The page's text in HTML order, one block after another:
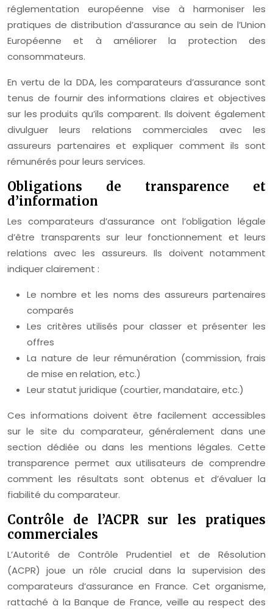
réglementation européenne vise à harmoniser les
pratiques de distribution d’assurance au sein de l’Union
Européenne et à améliorer la protection des
consommateurs.
En vertu de la DDA, les comparateurs d’assurance sont
tenus de fournir des informations claires et objectives
sur les produits qu’ils comparent. Ils doivent également
divulguer leurs relations commerciales avec les
assureurs partenaires et expliquer comment ils sont
rémunérés pour leurs services.
Obligations de transparence et
d’information
Les comparateurs d’assurance ont l’obligation légale
d’être transparents sur leur fonctionnement et leurs
relations avec les assureurs. Ils doivent notamment
indiquer clairement :
Le nombre et les noms des assureurs partenaires
comparés
Les critères utilisés pour classer et présenter les
offres
La nature de leur rémunération (commission, frais
de mise en relation, etc.)
Leur statut juridique (courtier, mandataire, etc.)
Ces informations doivent être facilement accessibles
sur le site du comparateur, généralement dans une
section dédiée ou dans les mentions légales. Cette
transparence permet aux utilisateurs de comprendre
comment les résultats sont obtenus et d’évaluer la
fiabilité du comparateur.
Contrôle de l’ACPR sur les pratiques
commerciales
L’Autorité de Contrôle Prudentiel et de Résolution
(ACPR) joue un rôle crucial dans la supervision des
comparateurs d’assurance en France. Cet organisme,
rattaché à la Banque de France, veille au respect des